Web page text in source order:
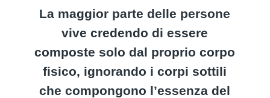
La maggior parte delle persone
vive credendo di essere
composte solo dal proprio corpo
fisico, ignorando i corpi sottili
che compongono l’essenza del